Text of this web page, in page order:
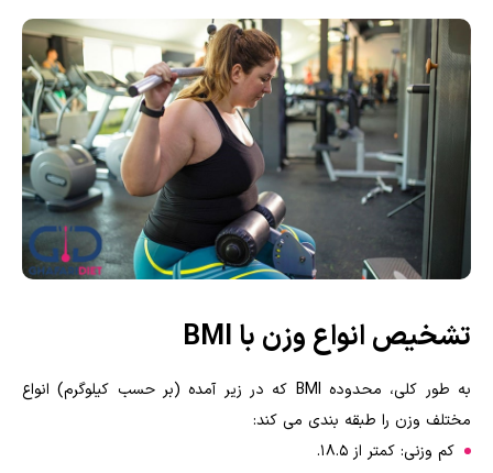
تشخیص انواع وزن با BMI
به طور کلی، محدوده BMI که در زیر آمده (بر حسب کیلوگرم) انواع
مختلف وزن را طبقه بندی می کند:
کم وزنی: کمتر از 18.5.